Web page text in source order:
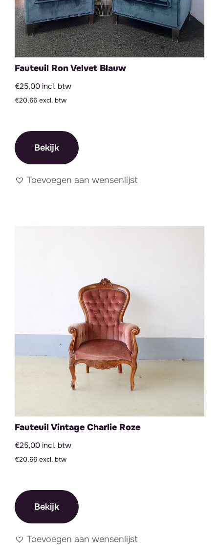
Fauteuil Ron Velvet Blauw
€25,00 incl. btw
€20,66 excl. btw
Bekijk
Toevoegen aan wensenlijst
Fauteuil Vintage Charlie Roze
€25,00 incl. btw
€20,66 excl. btw
Bekijk
Toevoegen aan wensenlijst